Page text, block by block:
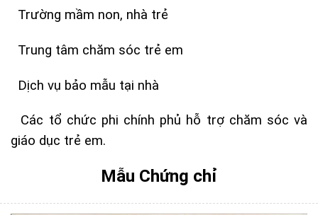
Trường mầm non, nhà trẻ
Trung tâm chăm sóc trẻ em
Dịch vụ bảo mẫu tại nhà
Các tổ chức phi chính phủ hỗ trợ chăm sóc và
giáo dục trẻ em.
Mẫu Chứng chỉ